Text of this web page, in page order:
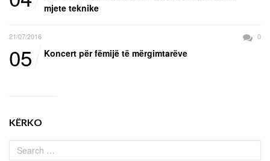
mjete teknike
21/07/2016 0
05 Koncert për fëmijë të mërgimtarëve
KËRKO